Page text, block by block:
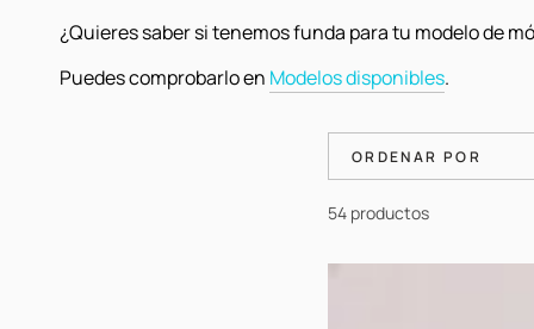
¿Quieres saber si tenemos funda para tu modelo de
Puedes comprobarlo en Modelos disponibles.
ORDENAR POR
54 productos